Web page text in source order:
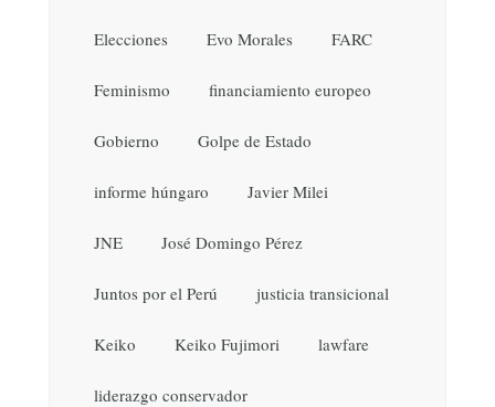
Elecciones Evo Morales FARC
Feminismo financiamiento europeo
Gobierno Golpe de Estado
informe húngaro Javier Milei
JNE José Domingo Pérez
Juntos por el Perú justicia transicional
Keiko Keiko Fujimori lawfare
liderazgo conservador